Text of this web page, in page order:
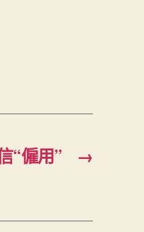
→
“僱用”